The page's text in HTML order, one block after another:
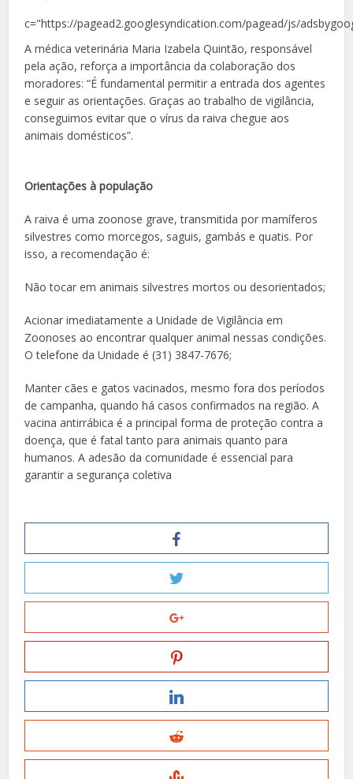
c="https://pagead2.googlesyndication.com/pagead/js/
A médica veterinária Maria Izabela Quintão, responsável
pela ação, reforça a importância da colaboração dos
moradores: “É fundamental permitir a entrada dos agentes
e seguir as orientações. Graças ao trabalho de vigilância,
conseguimos evitar que o vírus da raiva chegue aos
animais domésticos”.
Orientações à população
A raiva é uma zoonose grave, transmitida por mamíferos
silvestres como morcegos, saguis, gambás e quatis. Por
isso, a recomendação é:
Não tocar em animais silvestres mortos ou desorientados;
Acionar imediatamente a Unidade de Vigilância em
Zoonoses ao encontrar qualquer animal nessas condições.
O telefone da Unidade é (31) 3847-7676;
Manter cães e gatos vacinados, mesmo fora dos períodos
de campanha, quando há casos confirmados na região. A
vacina antirrábica é a principal forma de proteção contra a
doença, que é fatal tanto para animais quanto para
humanos. A adesão da comunidade é essencial para
garantir a segurança coletiva